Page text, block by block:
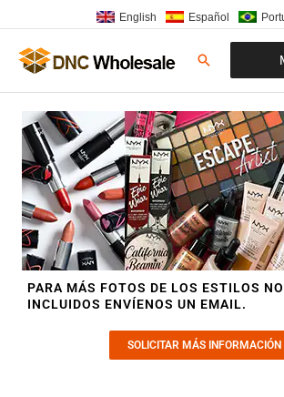
al
contenido
English Español
Buscar
PARA MÁS FOTOS DE LOS ESTILOS
INCLUIDOS ENVÍENOS UN EMAIL.
SOLICITAR MÁS INFORMACIÓN